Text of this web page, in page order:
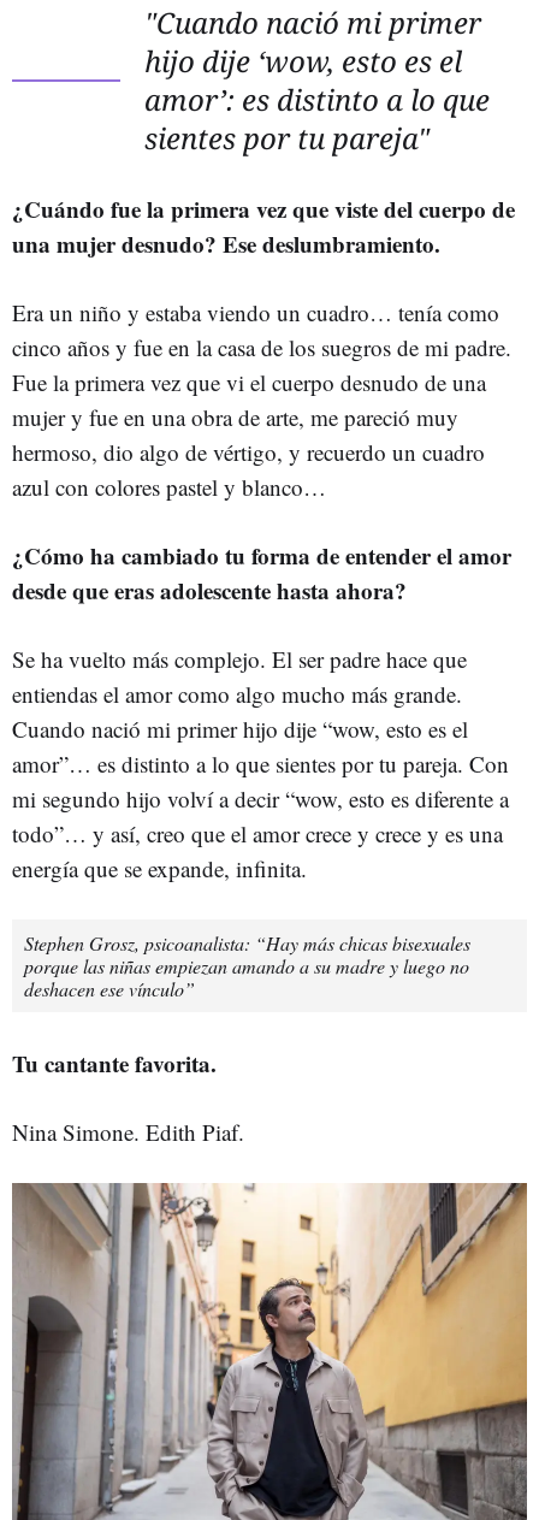
"Cuando nació mi primer
hijo dije ‘wow, esto es el
amor’: es distinto a lo que
sientes por tu pareja"
¿Cuándo fue la primera vez que viste del cuerpo de
una mujer desnudo? Ese deslumbramiento.
Era un niño y estaba viendo un cuadro… tenía como
cinco años y fue en la casa de los suegros de mi padre.
Fue la primera vez que vi el cuerpo desnudo de una
mujer y fue en una obra de arte, me pareció muy
hermoso, dio algo de vértigo, y recuerdo un cuadro
azul con colores pastel y blanco…
¿Cómo ha cambiado tu forma de entender el amor
desde que eras adolescente hasta ahora?
Se ha vuelto más complejo. El ser padre hace que
entiendas el amor como algo mucho más grande.
Cuando nació mi primer hijo dije “wow, esto es el
amor”… es distinto a lo que sientes por tu pareja. Con
mi segundo hijo volví a decir “wow, esto es diferente a
todo”… y así, creo que el amor crece y crece y es una
energía que se expande, infinita.
Stephen Grosz, psicoanalista: “Hay más chicas bisexuales
porque las niñas empiezan amando a su madre y luego no
deshacen ese vínculo”
Tu cantante favorita.
Nina Simone. Edith Piaf.